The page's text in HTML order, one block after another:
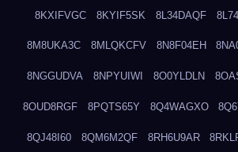
8KXIFVGC 8KYIF5SK 8L34DAQF
8M8UKA3C 8MLQKCFV 8N8F04EH
8NGGUDVA 8NPYUIWI 8O0YLDLN
8OUD8RGF 8PQTS65Y 8Q4WAGXO
8QJ48I60 8QM6M2QF 8RH6U9AR